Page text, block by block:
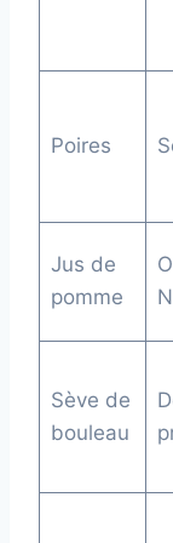
Poires
Jus de
pomme
Sève de
bouleau